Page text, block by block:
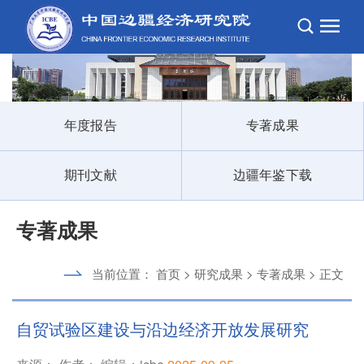
年度报告 专著成果
期刊文献 边疆年鉴下载
专著成果
当前位置： 首页 > 研究成果 > 专著成果 > 正文
自贸试验区建设与沿边经济开放发展研究